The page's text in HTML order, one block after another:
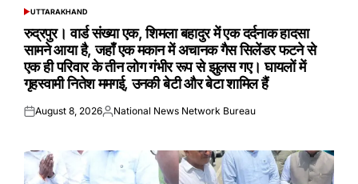
POSTED
UTTARAKHAND
रुद्रपुर। वार्ड संख्या एक, शिमला बहादुर में एक दर्दनाक हादसा
सामने आया है, जहाँ एक मकान में अचानक गैस सिलेंडर फटने से
एक ही परिवार के तीन लोग गंभीर रूप से झुलस गए। घायलों में
गृहस्वामी नितेश ममगई, उनकी बेटी और बेटा शामिल हैं
Posted
August 8, 2026Posted
National News Network Bureau